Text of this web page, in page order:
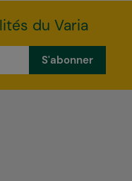
du Varia